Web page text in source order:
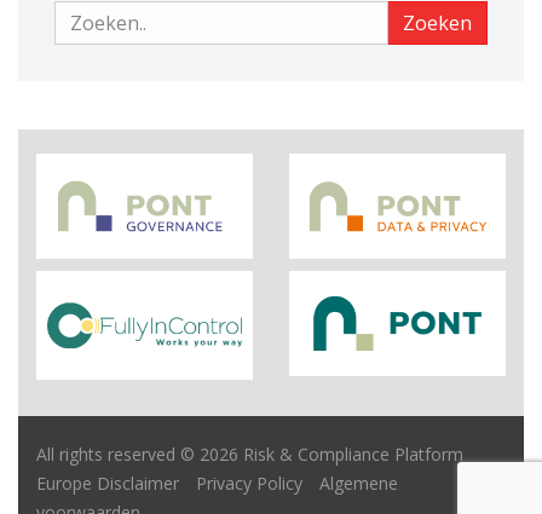
Zoeken Zoeken
All rights reserved © 2026 Risk & Compliance Platform
Europe Disclaimer Privacy Policy
Algemene